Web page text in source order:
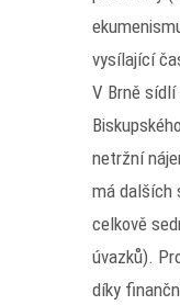
vysílající
V Brně
netržní
má dalších
celkově
úvazků).
díky